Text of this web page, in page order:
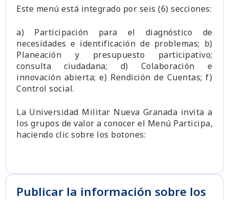
Este menú está integrado por seis (6) secciones:
a) Participación para el diagnóstico de
necesidades e identificación de problemas; b)
Planeación y presupuesto participativo;
consulta ciudadana; d) Colaboración e
innovación abierta; e) Rendición de Cuentas; f)
Control social.
La Universidad Militar Nueva Granada invita a
los grupos de valor a conocer el Menú Participa,
haciendo clic sobre los botones:
Publicar la información sobre los